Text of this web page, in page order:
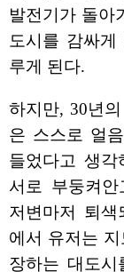
발전기가 돌아
도시를 감싸
루게 된다.
하지만, 30년
은 스스로 얼
들었다고 생
서로 부둥켜
저변마저 퇴
에서 유저는
장하는 대도